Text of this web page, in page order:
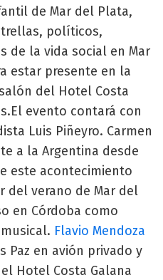
de Mar del Plata,
políticos,
de la vida social en Mar
estar presente en la
del Hotel Costa
evento contará con
Luis Piñeyro. Carmen
a la Argentina desde
este acontecimiento
del verano de Mar del
en Córdoba como
Flavio Mendoza
Paz en avión privado y
Hotel Costa Galana